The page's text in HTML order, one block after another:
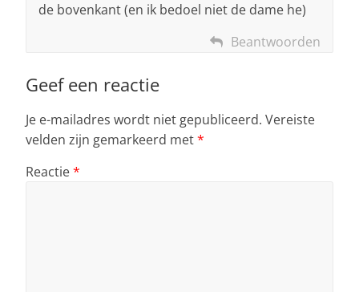
de bovenkant (en ik bedoel niet de dame he)
Beantwoorden
Geef een reactie
Je e-mailadres wordt niet gepubliceerd. Vereiste
velden zijn gemarkeerd met*
Reactie*